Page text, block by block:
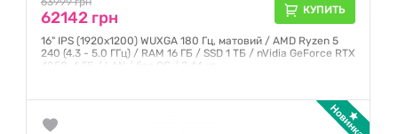
62142 грн КУПИТЬ
16" IPS (1920x1200) WUXGA 180 Гц, матовий / AMD Ryzen 5
240 (4.3 - 5.0 ГГц) / RAM 16 ГБ / SSD 1 ТБ / nVidia GeForce RTX
4050, 6 ГБ / LAN / без ОС / 2.44 кг